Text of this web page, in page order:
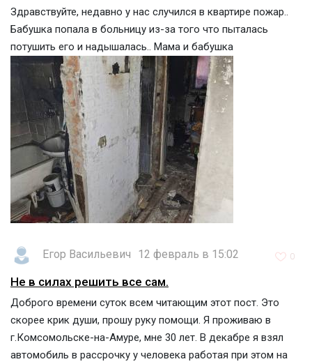
Здравствуйте, недавно у нас случился в квартире пожар..
Бабушка попала в больницу из-за того что пыталась
потушить его и надышалась.. Мама и бабушка
Егор Васильевич 12 февраль в 15:02 0
Не в силах решить все сам.
Доброго времени суток всем читающим этот пост. Это
скорее крик души, прошу руку помощи. Я проживаю в
г.Комсомольске-на-Амуре, мне 30 лет. В декабре я взял
автомобиль в рассрочку у человека работая при этом на